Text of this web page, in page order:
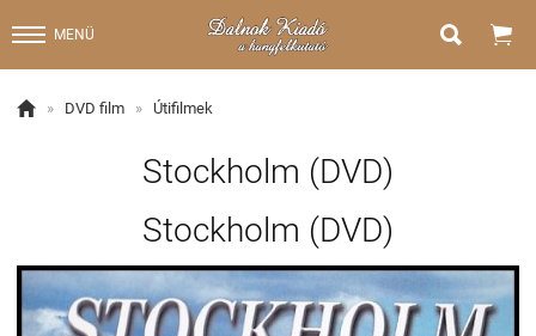
MENÜ  
 » DVD film » Útifilmek
Stockholm (DVD)
Stockholm (DVD)